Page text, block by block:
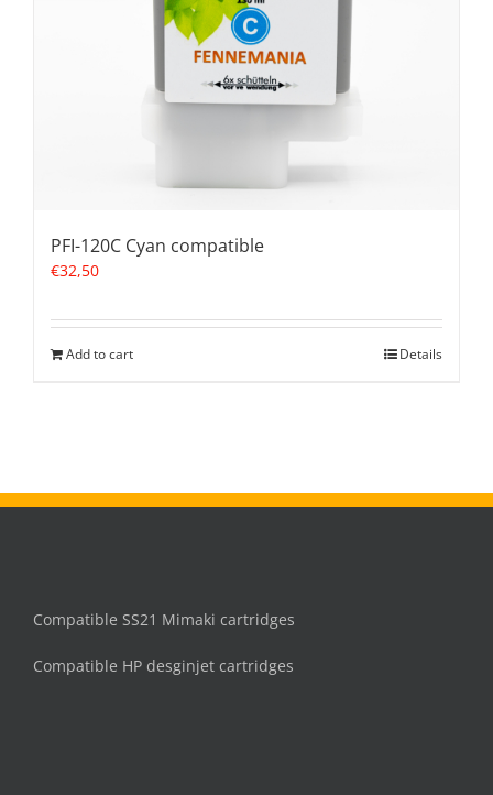
PFI-120C Cyan compatible
€32,50
Add to cart Details
Compatible SS21 Mimaki cartridges
Compatible HP desginjet cartridges